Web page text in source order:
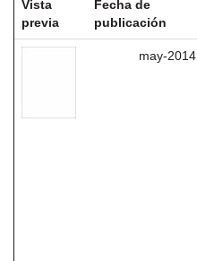
Vista
previa
Fecha de
publicación
may-2014